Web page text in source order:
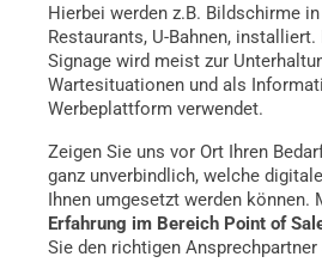
Hierbei werden z.B. Bildschirme
Restaurants, U-Bahnen,
Signage wird meist zur
Wartesituationen und als
Werbeplattform verwendet.
Zeigen Sie uns vor Ort Ihren
ganz unverbindlich, welche
Ihnen umgesetzt werden können.
Erfahrung im Bereich Point of
Sie den richtigen Ansprechpartner